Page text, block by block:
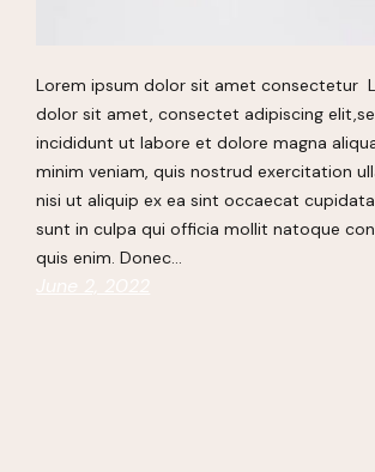
Lorem ipsum dolor sit amet consectetur
dolor sit amet, consectet adipiscing
incididunt ut labore et dolore magna
minim veniam, quis nostrud exercitation
nisi ut aliquip ex ea sint occaecat
sunt in culpa qui officia mollit natoque
quis enim. Donec…